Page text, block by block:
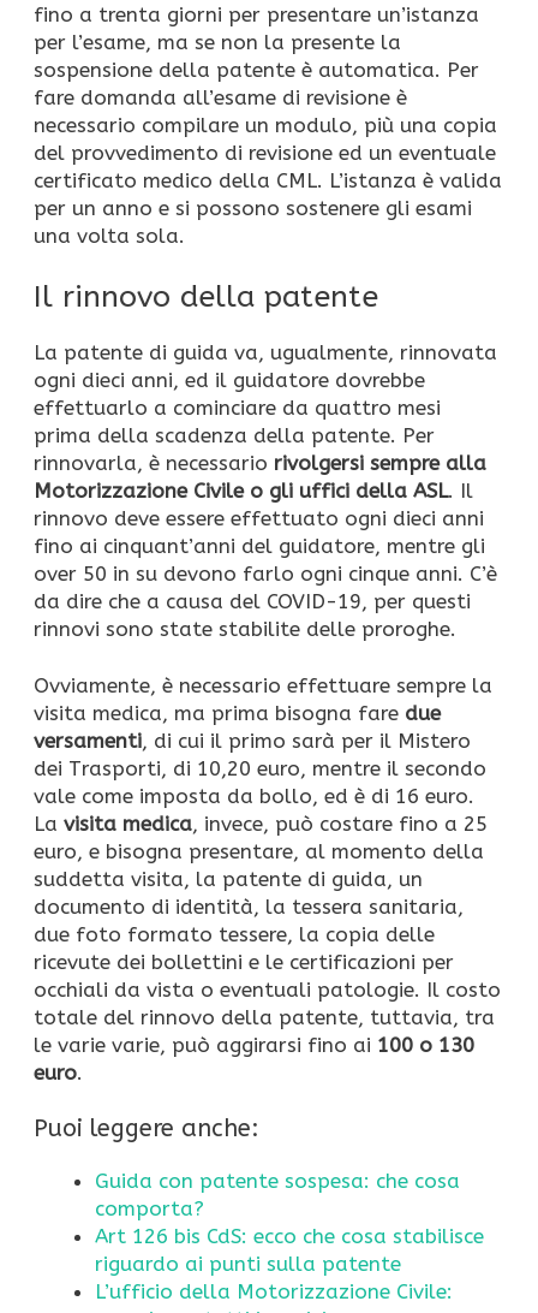
fino a trenta giorni per presentare un’istanza
per l’esame, ma se non la presente la
sospensione della patente è automatica. Per
fare domanda all’esame di revisione è
necessario compilare un modulo, più una copia
del provvedimento di revisione ed un eventuale
certificato medico della CML. L’istanza è valida
per un anno e si possono sostenere gli esami
una volta sola.
Il rinnovo della patente
La patente di guida va, ugualmente, rinnovata
ogni dieci anni, ed il guidatore dovrebbe
effettuarlo a cominciare da quattro mesi
prima della scadenza della patente. Per
rinnovarla, è necessario rivolgersi sempre alla
Motorizzazione Civile o gli uffici della ASL. Il
rinnovo deve essere effettuato ogni dieci anni
fino ai cinquant’anni del guidatore, mentre gli
over 50 in su devono farlo ogni cinque anni. C’è
da dire che a causa del COVID-19, per questi
rinnovi sono state stabilite delle proroghe.
Ovviamente, è necessario effettuare sempre la
visita medica, ma prima bisogna fare due
versamenti, di cui il primo sarà per il Mistero
dei Trasporti, di 10,20 euro, mentre il secondo
vale come imposta da bollo, ed è di 16 euro.
La visita medica, invece, può costare fino a 25
euro, e bisogna presentare, al momento della
suddetta visita, la patente di guida, un
documento di identità, la tessera sanitaria,
due foto formato tessere, la copia delle
ricevute dei bollettini e le certificazioni per
occhiali da vista o eventuali patologie. Il costo
totale del rinnovo della patente, tuttavia, tra
le varie varie, può aggirarsi fino ai 100 o 130
euro.
Puoi leggere anche:
Guida con patente sospesa: che cosa
comporta?
Art 126 bis CdS: ecco che cosa stabilisce
riguardo ai punti sulla patente
L’ufficio della Motorizzazione Civile: